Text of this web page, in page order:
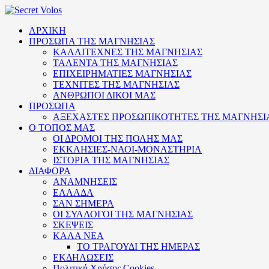
ΑΡΧΙΚΗ
ΠΡΟΣΩΠΑ ΤΗΣ ΜΑΓΝΗΣΙΑΣ
ΚΑΛΛΙΤΕΧΝΕΣ ΤΗΣ ΜΑΓΝΗΣΙΑΣ
ΤΑΛΕΝΤΑ ΤΗΣ ΜΑΓΝΗΣΙΑΣ
ΕΠΙΧΕΙΡΗΜΑΤΙΕΣ ΜΑΓΝΗΣΙΑΣ
ΤΕΧΝΙΤΕΣ ΤΗΣ ΜΑΓΝΗΣΙΑΣ
ΑΝΘΡΩΠΟΙ ΔΙΚΟΙ ΜΑΣ
ΠΡΟΣΩΠΑ
ΑΞΕΧΑΣΤΕΣ ΠΡΟΣΩΠΙΚΟΤΗΤΕΣ ΤΗΣ
Ο ΤΟΠΟΣ ΜΑΣ
ΟΙ ΔΡΟΜΟΙ ΤΗΣ ΠΟΛΗΣ ΜΑΣ
ΕΚΚΛΗΣΙΕΣ-ΝΑΟΙ-ΜΟΝΑΣΤΗΡΙΑ
ΙΣΤΟΡΙΑ ΤΗΣ ΜΑΓΝΗΣΙΑΣ
ΔΙΑΦΟΡΑ
ΑΝΑΜΝΗΣΕΙΣ
ΕΛΛΑΔΑ
ΣΑΝ ΣΗΜΕΡΑ
ΟΙ ΣΥΛΛΟΓΟΙ ΤΗΣ ΜΑΓΝΗΣΙΑΣ
ΣΚΕΨΕΙΣ
ΚΑΛΑ ΝΕΑ
ΤΟ ΤΡΑΓΟΥΔΙ ΤΗΣ ΗΜΕΡΑΣ
ΕΚΔΗΛΩΣΕΙΣ